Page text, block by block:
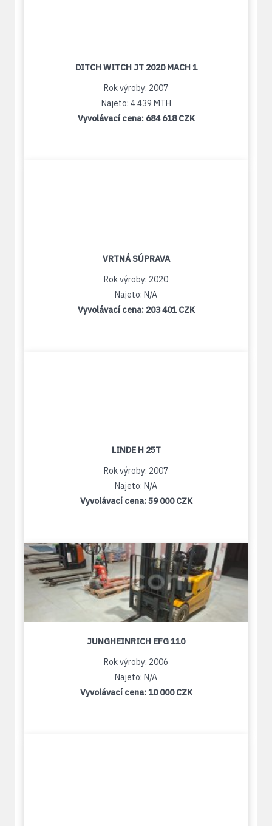
DITCH WITCH JT 2020 MACH 1
Rok výroby: 2007
Najeto: 4 439 MTH
Vyvolávací cena: 684 618 CZK
VRTNÁ SÚPRAVA
Rok výroby: 2020
Najeto: N/A
Vyvolávací cena: 203 401 CZK
LINDE H 25T
Rok výroby: 2007
Najeto: N/A
Vyvolávací cena:59 000 CZK
JUNGHEINRICH EFG 110
Rok výroby: 2006
Najeto: N/A
Vyvolávací cena:10 000 CZK